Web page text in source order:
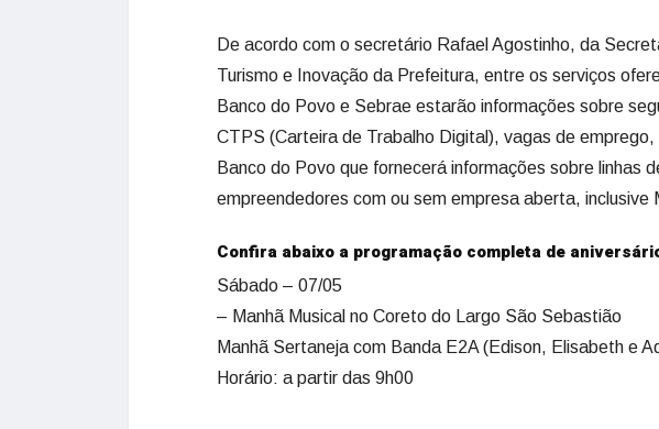
De acordo com o secretário Rafael Agostinho, da
Turismo e Inovação da Prefeitura, entre os serviços
Banco do Povo e Sebrae estarão informações sobre
CTPS (Carteira de Trabalho Digital), vagas de
Banco do Povo que fornecerá informações sobre linhas
empreendedores com ou sem empresa aberta, inclusive
Confira abaixo a programação completa de
Sábado – 07/05
– Manhã Musical no Coreto do Largo São Sebastião
Manhã Sertaneja com Banda E2A (Edison, Elisabeth e
Horário: a partir das 9h00